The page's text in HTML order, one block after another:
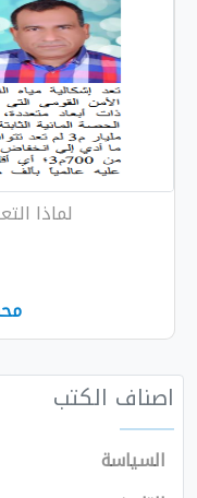
لماذا التعنت
محمود
الكتب